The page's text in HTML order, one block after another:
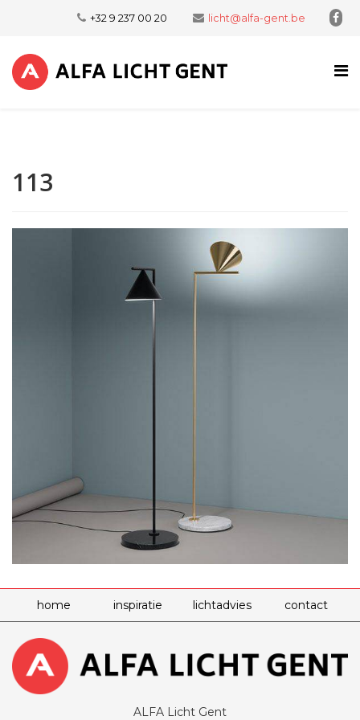
+32 9 237 00 20 licht@alfa-gent.be
113
home inspiratie lichtadvies contact
ALFA Licht Gent